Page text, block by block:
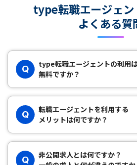
type転職エージェン
よくある質
Q
type転職エージェントの利用
無料ですか？
Q
転職エージェントを利用する
メリットは何ですか？
Q
非公開求人とは何ですか？